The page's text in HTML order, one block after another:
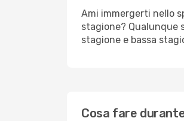
Ami immergerti nello
stagione? Qualunque
stagione e bassa
Cosa fare